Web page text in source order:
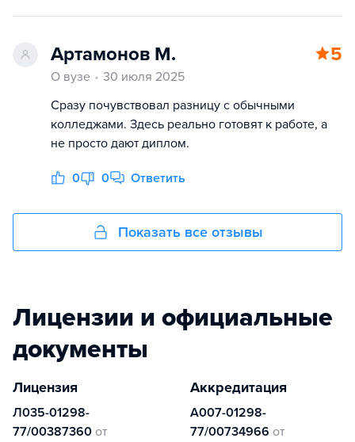
Артамонов М. 5
О вузе
30 июля 2025
Сразу почувствовал разницу с обычными
колледжами. Здесь реально готовят к работе, а
не просто дают диплом.
0 0 Ответить
Показать все отзывы
Лицензии и официальные
документы
Лицензия
Л035-01298-
77/00387360 от
Аккредитация
А007-01298-
77/00734966 от